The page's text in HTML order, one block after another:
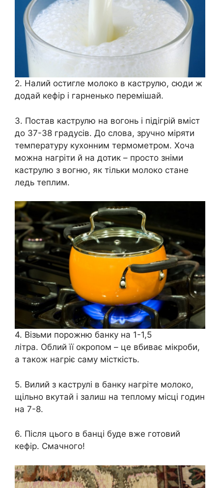
2. Налий остигле молоко в каструлю, сюди ж
додай кефір і гарненько перемішай.
3. Постав каструлю на вогонь і підігрій вміст
до 37-38 градусів. До слова, зручно міряти
температуру кухонним термометром. Хоча
можна нагріти й на дотик – просто зніми
каструлю з вогню, як тільки молоко стане
ледь теплим.
4. Візьми порожню банку на 1-1,5
літра. Облий її окропом – це вбиває мікроби,
а також нагріє саму місткість.
5. Вилий з каструлі в банку нагріте молоко,
щільно вкутай і залиш на теплому місці годин
на 7-8.
6. Після цього в банці буде вже готовий
кефір. Смачного!